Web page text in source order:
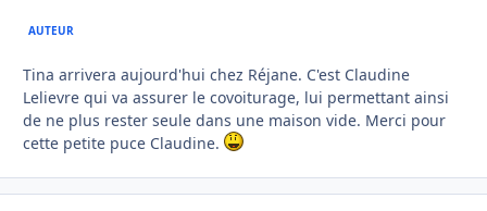
AUTEUR
Tina arrivera aujourd'hui chez Réjane. C'est Claudine
Lelievre qui va assurer le covoiturage, lui permettant ainsi
de ne plus rester seule dans une maison vide. Merci pour
cette petite puce Claudine.